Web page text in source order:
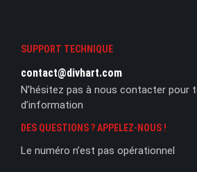
SUPPORT TECHNIQUE
contact@divhart.com
N’hésitez pas à nous contacter pour
d’information
DES QUESTIONS ? APPELEZ-NOUS !
Le numéro n’est pas opérationnel